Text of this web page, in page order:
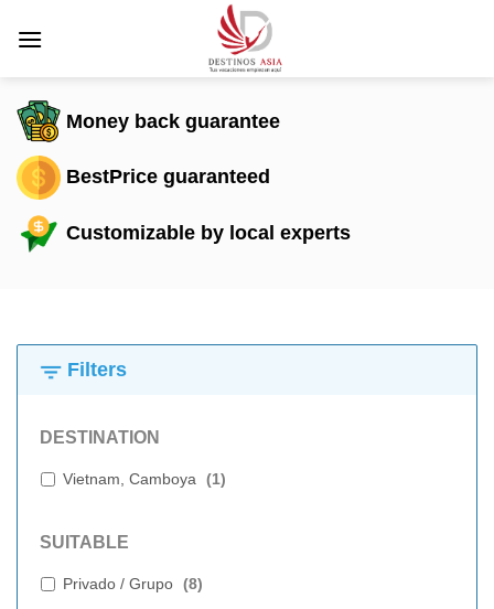
Money back guarantee
BestPrice guaranteed
Customizable by local experts
Filters
DESTINATION
Vietnam, Camboya (1)
SUITABLE
Privado / Grupo (8)